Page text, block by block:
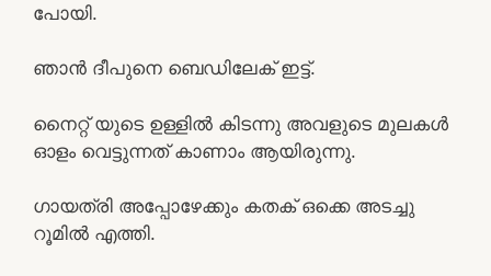
പോയി.
ഞാൻ ദീപുനെ ബെഡിലേക് ഇട്ട്.
നൈറ്റ്‌ യുടെ ഉള്ളിൽ കിടന്നു അവളുടെ മുലകൾ
ഓളം വെട്ടുന്നത് കാണാം ആയിരുന്നു.
ഗായത്രി അപ്പോഴേക്കും കതക് ഒക്കെ അടച്ചു
റൂമിൽ എത്തി.